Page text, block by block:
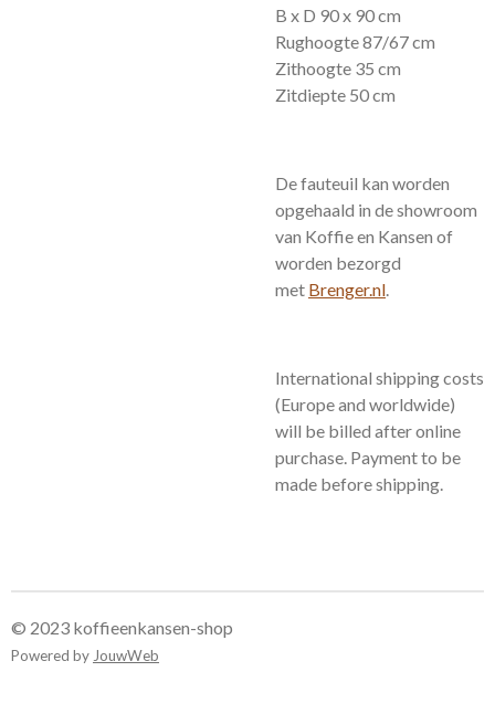
B x D 90 x 90 cm
Rughoogte 87/67 cm
Zithoogte 35 cm
Zitdiepte 50 cm
De fauteuil kan worden
opgehaald in de showroom
van Koffie en Kansen of
worden bezorgd
met Brenger.nl.
International shipping costs
(Europe and worldwide)
will be billed after online
purchase. Payment to be
made before shipping.
© 2023 koffieenkansen-shop
Powered by JouwWeb